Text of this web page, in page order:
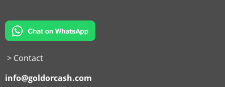
> Contact
info@goldorcash.com